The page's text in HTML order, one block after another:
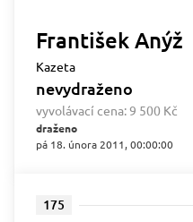
František Anýž
Kazeta
nevydraženo
vyvolávací cena:9 500 Kč
draženo
pá 18. února 2011, 00:00:00
175